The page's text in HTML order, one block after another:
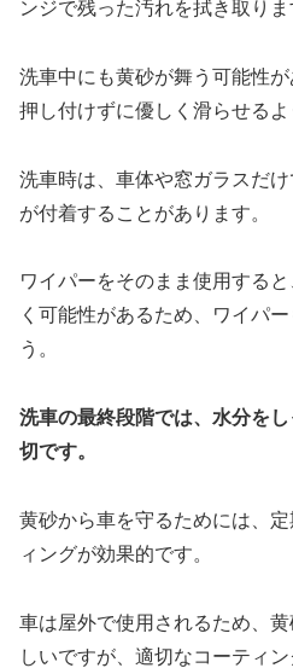
ンジで残った汚れを拭き取りま
洗車中にも黄砂が舞う可能性
押し付けずに優しく滑らせるよ
洗車時は、車体や窓ガラスだ
が付着することがあります。
ワイパーをそのまま使用する
く可能性があるため、ワイパ
う。
洗車の最終段階では、水分を
切です。
黄砂から車を守るためには、
ィングが効果的です。
車は屋外で使用されるため、
しいですが、適切なコーティ